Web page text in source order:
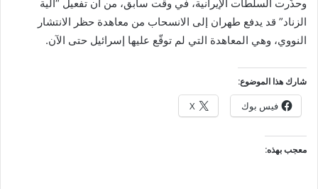
وحذّرت السلطات الإيرانية، في وقت سابق، من أن تفعيل “آلية
الزناد” قد يدفع طهران إلى الانسحاب من معاهدة حظر الانتشار
النووي، وهي المعاهدة التي لم توقّع عليها إسرائيل حتى الآن.
شارك هذا الموضوع:
فيس بوك X
معجب بهذه: